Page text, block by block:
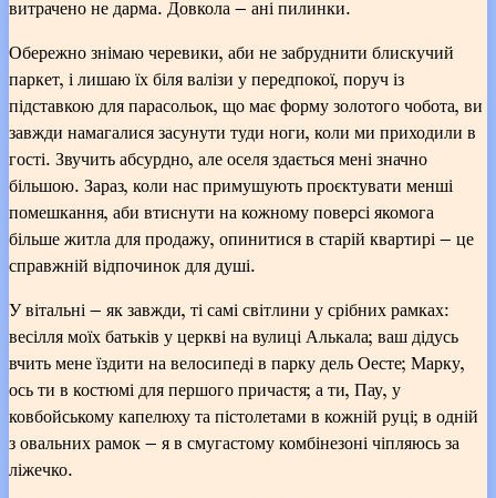
витрачено не дарма. Довкола — ані пилинки.
Обережно знімаю черевики, аби не забруднити блискучий
паркет, і лишаю їх біля валізи у передпокої, поруч із
підставкою для парасольок, що має форму золотого чобота, ви
завжди намагалися засунути туди ноги, коли ми приходили в
гості. Звучить абсурдно, але оселя здається мені значно
більшою. Зараз, коли нас примушують проєктувати менші
помешкання, аби втиснути на кожному поверсі якомога
більше житла для продажу, опинитися в старій квартирі — це
справжній відпочинок для душі.
У вітальні — як завжди, ті самі світлини у срібних рамках:
весілля моїх батьків у церкві на вулиці Алькала; ваш дідусь
вчить мене їздити на велосипеді в парку дель Оесте; Марку,
ось ти в костюмі для першого причастя; а ти, Пау, у
ковбойському капелюху та пістолетами в кожній руці; в одній
з овальних рамок — я в смугастому комбінезоні чіпляюсь за
ліжечко.